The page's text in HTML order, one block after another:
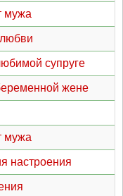
мужа
супруге
жене
мужа
настроения